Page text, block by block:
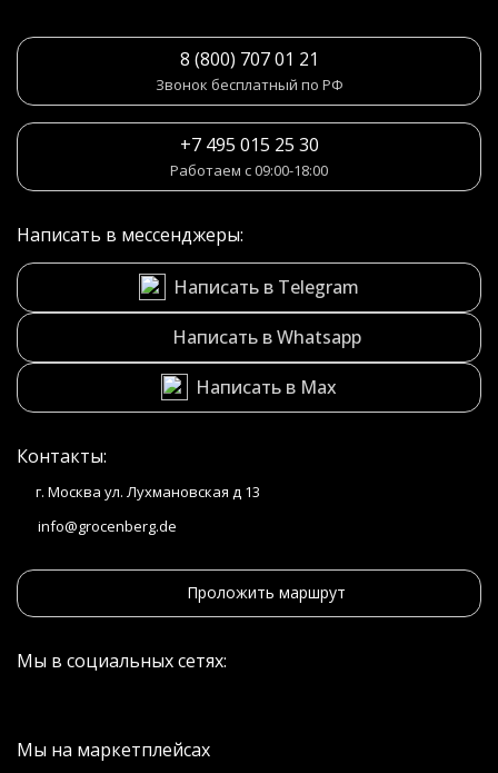
8 (800) 707 01 21
Звонок бесплатный по РФ
+7 495 015 25 30
Работаем с 09:00-18:00
Написать в мессенджеры:
Написать в Telegram
Написать в Whatsapp
Написать в Max
Контакты:
г. Москва ул. Лухмановская д 13
info@grocenberg.de
Проложить маршрут
Мы в социальных сетях:
Мы на маркетплейсах